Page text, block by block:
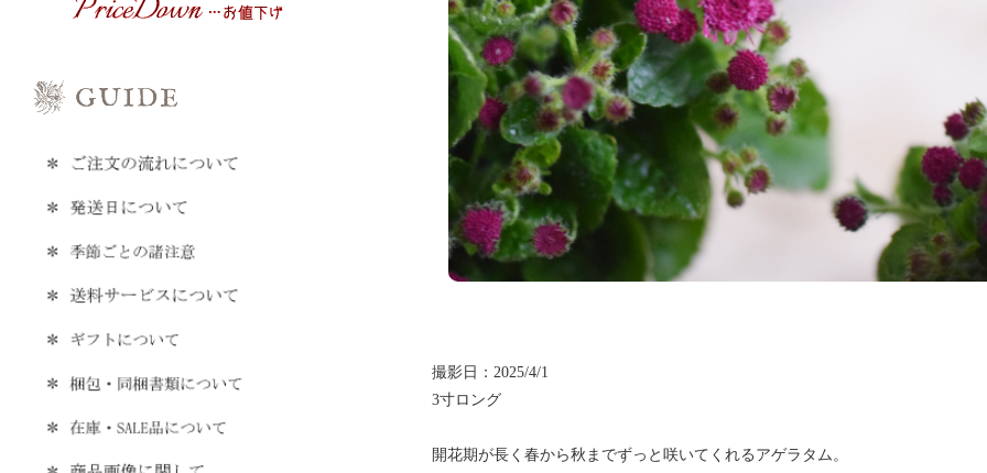
撮影日：2025/4/1
3寸ロング
開花期が長く春から秋までずっと咲いてくれるアゲラタム。